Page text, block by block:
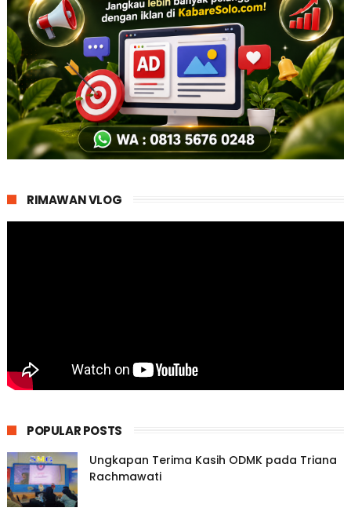
RIMAWAN VLOG
POPULAR POSTS
Ungkapan Terima Kasih ODMK pada Triana
Rachmawati